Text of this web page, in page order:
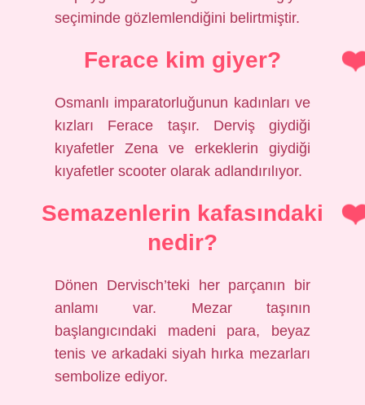
seçiminde gözlemlendiğini belirtmiştir.
Ferace kim giyer?
Osmanlı imparatorluğunun kadınları ve
kızları Ferace taşır. Derviş giydiği
kıyafetler Zena ve erkeklerin giydiği
kıyafetler scooter olarak adlandırılıyor.
Semazenlerin kafasındaki
nedir?
Dönen Dervisch’teki her parçanın bir
anlamı var. Mezar taşının
başlangıcındaki madeni para, beyaz
tenis ve arkadaki siyah hırka mezarları
sembolize ediyor.